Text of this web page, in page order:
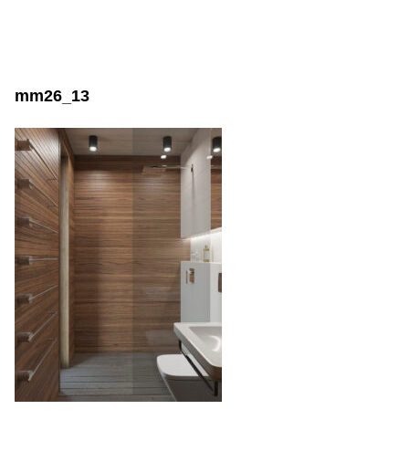
mm26_13